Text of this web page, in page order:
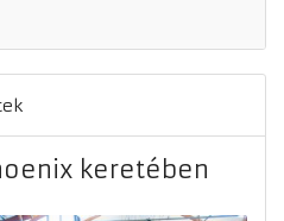
keretében